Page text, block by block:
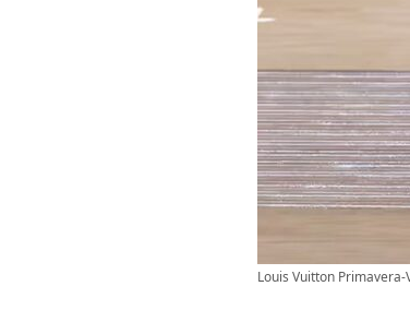
Louis Vuitton